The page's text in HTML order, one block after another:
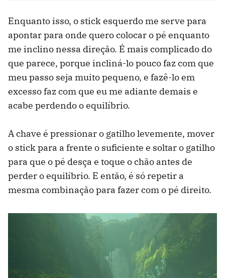
Enquanto isso, o stick esquerdo me serve para
apontar para onde quero colocar o pé enquanto
me inclino nessa direção. É mais complicado do
que parece, porque incliná-lo pouco faz com que
meu passo seja muito pequeno, e fazê-lo em
excesso faz com que eu me adiante demais e
acabe perdendo o equilíbrio.
A chave é pressionar o gatilho levemente, mover
o stick para a frente o suficiente e soltar o gatilho
para que o pé desça e toque o chão antes de
perder o equilíbrio. E então, é só repetir a
mesma combinação para fazer com o pé direito.